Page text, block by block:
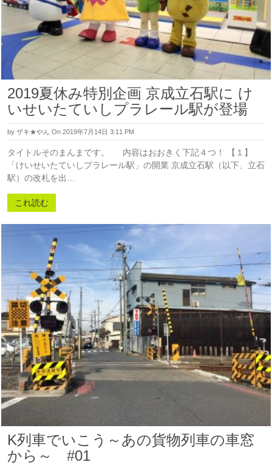
2019夏休み特別企画 京成立石駅に け
いせいたていしプラレール駅が登場
by ザキ★やん On 2019年7月14日 3:11 PM
タイトルそのまんまです。 内容はおおきく下記４つ！ 【１】
「けいせいたていしプラレール駅」の開業 京成立石駅（以下、立石
駅）の改札を出…
これ読む
K列車でいこう～あの貨物列車の車窓
から～ #01